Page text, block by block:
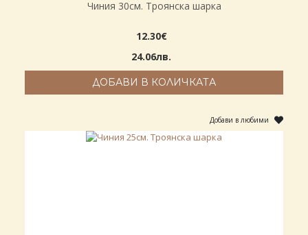
Чиния 30см. Троянска шарка
12.30€
24.06лв.
ДОБАВИ В КОЛИЧКАТА
Добави в любими